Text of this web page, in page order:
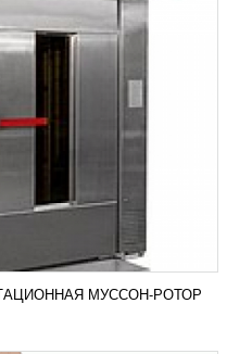
МУССОН-РОТОР
АППАРАТ
SYNTHESIS
учтены все условия